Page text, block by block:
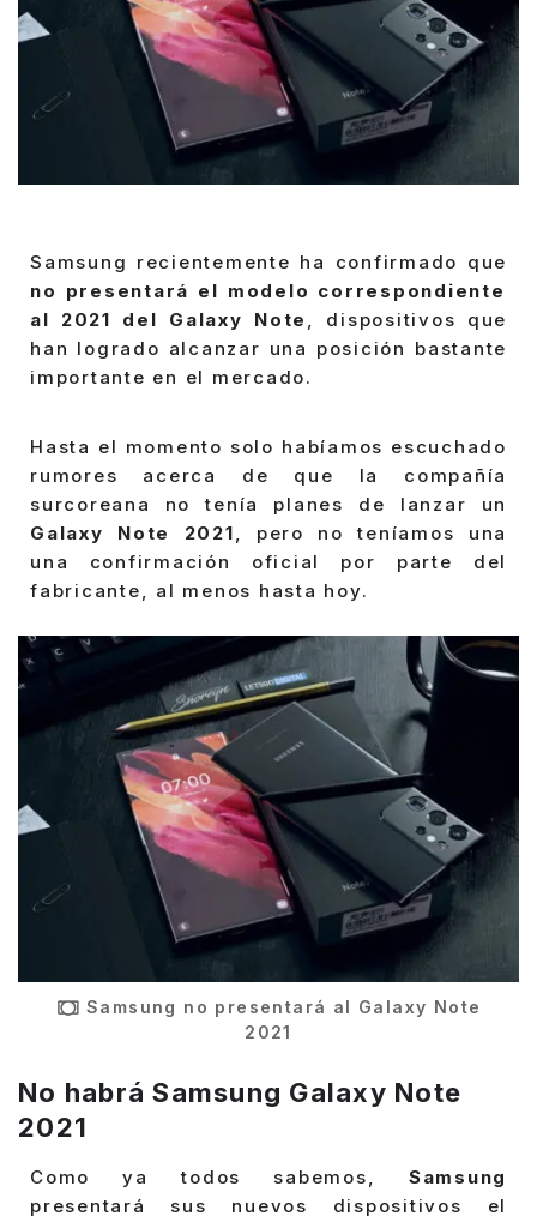
Samsung recientemente ha confirmado que
no presentará el modelo correspondiente
al 2021 del Galaxy Note , dispositivos que
han logrado alcanzar una posición bastante
importante en el mercado.
Hasta el momento solo habíamos escuchado
rumores acerca de que la compañía
surcoreana no tenía planes de lanzar un
Galaxy Note 2021, pero no teníamos una
una confirmación oficial por parte del
fabricante, al menos hasta hoy.
Samsung no presentará al Galaxy Note
2021
No habrá Samsung Galaxy Note
2021
Como ya todos sabemos, Samsung
presentará sus nuevos dispositivos el